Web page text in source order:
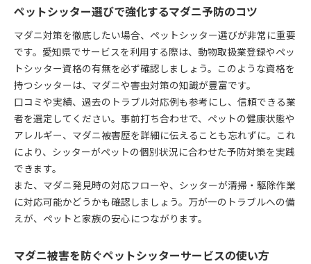
ペットシッター選びで強化するマダニ予防のコツ
マダニ対策を徹底したい場合、ペットシッター選びが非常に重要
です。愛知県でサービスを利用する際は、動物取扱業登録やペッ
トシッター資格の有無を必ず確認しましょう。このような資格を
持つシッターは、マダニや害虫対策の知識が豊富です。
口コミや実績、過去のトラブル対応例も参考にし、信頼できる業
者を選定してください。事前打ち合わせで、ペットの健康状態や
アレルギー、マダニ被害歴を詳細に伝えることも忘れずに。これ
により、シッターがペットの個別状況に合わせた予防対策を実践
できます。
また、マダニ発見時の対応フローや、シッターが清掃・駆除作業
に対応可能かどうかも確認しましょう。万が一のトラブルへの備
えが、ペットと家族の安心につながります。
マダニ被害を防ぐペットシッターサービスの使い方